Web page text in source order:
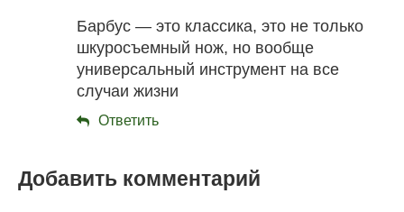
Барбус — это классика, это не только
шкуросъемный нож, но вообще
универсальный инструмент на все
случаи жизни
Ответить
Добавить комментарий